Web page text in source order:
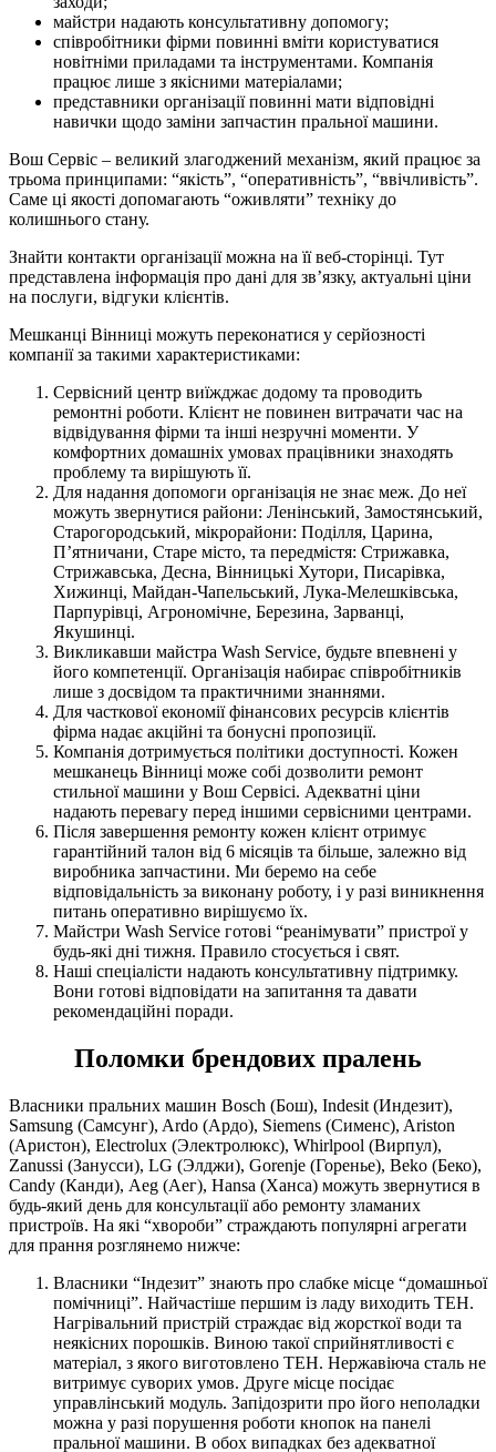
майстри надають консультативну допомогу;
співробітники фірми повинні вміти користуватися
новітніми приладами та інструментами. Компанія
працює лише з якісними матеріалами;
представники організації повинні мати відповідні
навички щодо заміни запчастин пральної машини.
Вош Сервіс – великий злагоджений механізм, який працює за
трьома принципами: “якість”, “оперативність”, “ввічливість”.
Саме ці якості допомагають “оживляти” техніку до
колишнього стану.
Знайти контакти організації можна на її веб-сторінці. Тут
представлена ​​інформація про дані для зв’язку, актуальні ціни
на послуги, відгуки клієнтів.
Мешканці Вінниці можуть переконатися у серйозності
компанії за такими характеристиками:
Сервісний центр виїжджає додому та проводить
ремонтні роботи. Клієнт не повинен витрачати час на
відвідування фірми та інші незручні моменти. У
комфортних домашніх умовах працівники знаходять
проблему та вирішують її.
Для надання допомоги організація не знає меж. До неї
можуть звернутися райони: Ленінський, Замостянський,
Старогородський, мікрорайони: Поділля, Царина,
П’ятничани, Старе місто, та передмістя: Стрижавка,
Стрижавська, Десна, Вінницькі Хутори, Писарівка,
Хижинці, Майдан-Чапельський, Лука-Мелешківська,
Парпурівці, Агрономічне, Березина, Зарванці,
Якушинці.
Викликавши майстра Wash Service, будьте впевнені у
його компетенції. Організація набирає співробітників
лише з досвідом та практичними знаннями.
Для часткової економії фінансових ресурсів клієнтів
фірма надає акційні та бонусні пропозиції.
Компанія дотримується політики доступності. Кожен
мешканець Вінниці може собі дозволити ремонт
стильної машини у Вош Сервісі. Адекватні ціни
надають перевагу перед іншими сервісними центрами.
Після завершення ремонту кожен клієнт отримує
гарантійний талон від 6 місяців та більше, залежно від
виробника запчастини. Ми беремо на себе
відповідальність за виконану роботу, і у разі виникнення
питань оперативно вирішуємо їх.
Майстри Wash Service готові “реанімувати” пристрої у
будь-які дні тижня. Правило стосується і свят.
Наші спеціалісти надають консультативну підтримку.
Вони готові відповідати на запитання та давати
рекомендаційні поради.
Поломки брендових пралень
Власники пральних машин Bosch (Бош), Indesit (Индезит),
Samsung (Самсунг), Ardo (Ардо), Siemens (Сименс), Ariston
(Аристон), Electrolux (Электролюкс), Whirlpool (Вирпул),
Zanussi (Занусси), LG (Элджи), Gorenje (Горенье), Beko (Беко),
Candy (Канди), Аеg (Aeг), Hansa (Ханса) можуть звернутися в
будь-який день для консультації або ремонту зламаних
пристроїв. На які “хвороби” страждають популярні агрегати
для прання розглянемо нижче:
Власники “Індезит” знають про слабке місце “домашньої
помічниці”. Найчастіше першим із ладу виходить ТЕН.
Нагрівальний пристрій страждає від жорсткої води та
неякісних порошків. Виною такої сприйнятливості є
матеріал, з якого виготовлено ТЕН. Нержавіюча сталь не
витримує суворих умов. Друге місце посідає
управлінський модуль. Запідозрити про його неполадки
можна у разі порушення роботи кнопок на панелі
пральної машини. В обох випадках без адекватної